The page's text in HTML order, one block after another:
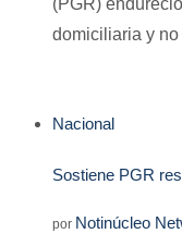
(PGR)
domiciliaria y
Nacional
Sostiene PGR
por Notinúcleo